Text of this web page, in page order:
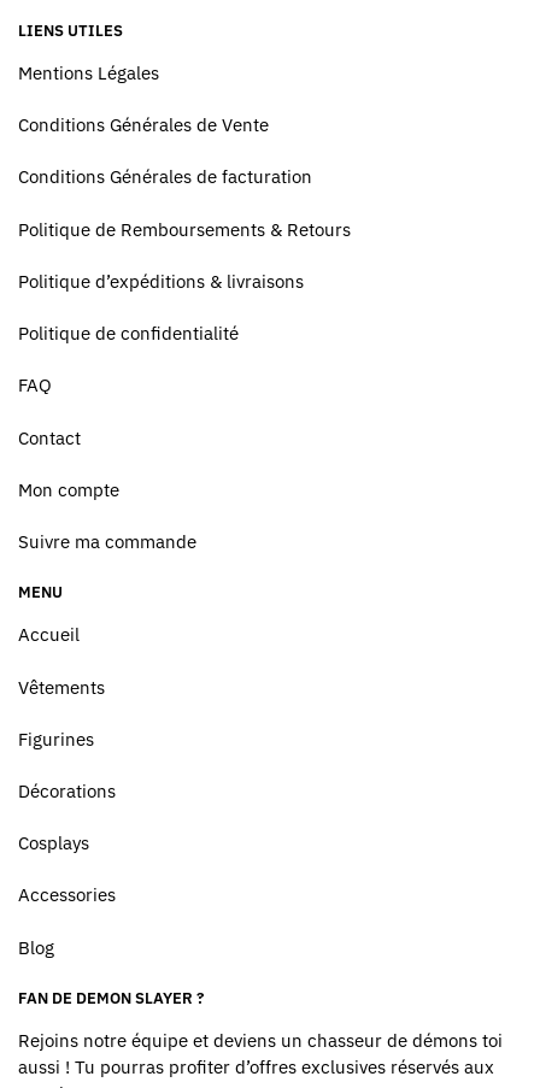
LIENS UTILES
Mentions Légales
Conditions Générales de Vente
Conditions Générales de facturation
Politique de Remboursements & Retours
Politique d’expéditions & livraisons
Politique de confidentialité
FAQ
Contact
Mon compte
Suivre ma commande
MENU
Accueil
Vêtements
Figurines
Décorations
Cosplays
Accessories
Blog
FAN DE DEMON SLAYER ?
Rejoins notre équipe et deviens un chasseur de démons toi
aussi ! Tu pourras profiter d’offres exclusives réservés aux